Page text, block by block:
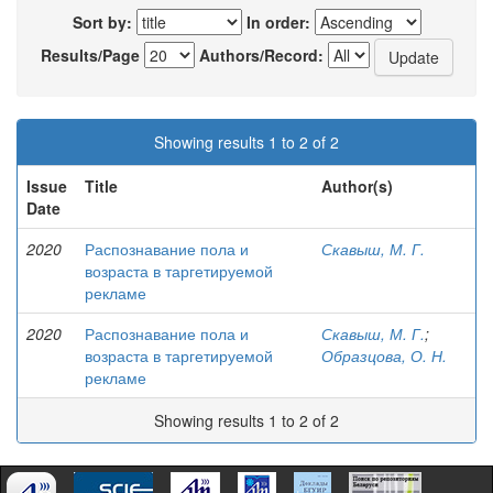
Sort by:
In order:
Results/Page
Authors/Record:
Showing results 1 to 2 of 2
Issue
Date
Title Author(s)
2020
Распознавание пола и
возраста в таргетируемой
рекламе
Скавыш, М. Г.
2020
Распознавание пола и
возраста в таргетируемой
рекламе
Скавыш, М. Г.;
Образцова, О. Н.
Showing results 1 to 2 of 2